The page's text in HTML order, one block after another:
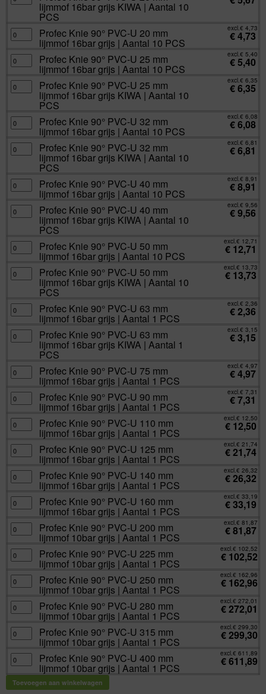
|
PCS
aantal
mm
grijs
Aantal
PCS
aantal
90°
20
mm
lijmmof
grijs
KIWA
|
10
PCS
aantal
lijmmof 16bar grijs KIWA | Aantal 10
PCS
Profec
Knie
90°
U
20
mm
16bar
grijs
|
PCS
aantal
Profec Knie 90° PVC-U 20 mm
lijmmof 16bar grijs | Aantal 10 PCS
excl.€ 4,73
€4,73
Profec
Knie
90°
U
25
mm
grijs
Aantal
PCS
aantal
Profec Knie 90° PVC-U 25 mm
lijmmof 16bar grijs | Aantal 10 PCS
excl.€ 5,40
€5,40
Profec
Knie
90°
25
mm
lijmmof
grijs
KIWA
|
aantal
Profec Knie 90° PVC-U 25 mm
lijmmof 16bar grijs KIWA | Aantal 10
PCS
excl.€ 6,35
€6,35
Profec
Knie
90°
U
32
mm
grijs
Aantal
PCS
aantal
Profec Knie 90° PVC-U 32 mm
lijmmof 16bar grijs | Aantal 10 PCS
excl.€ 6,08
€6,08
Profec
Knie
90°
32
mm
lijmmof
grijs
KIWA
|
aantal
Profec Knie 90° PVC-U 32 mm
lijmmof 16bar grijs KIWA | Aantal 10
PCS
excl.€ 6,81
€6,81
Profec
Knie
90°
U
40
mm
grijs
Aantal
PCS
aantal
Profec Knie 90° PVC-U 40 mm
lijmmof 16bar grijs | Aantal 10 PCS
excl.€ 8,91
€8,91
Profec
Knie
90°
40
mm
lijmmof
grijs
KIWA
|
aantal
Profec Knie 90° PVC-U 40 mm
lijmmof 16bar grijs KIWA | Aantal 10
PCS
excl.€ 9,56
€9,56
Profec
Knie
90°
U
50
mm
grijs
Aantal
PCS
aantal
Profec Knie 90° PVC-U 50 mm
lijmmof 16bar grijs | Aantal 10 PCS
excl.€ 12,71
€ 12,71
Profec
Knie
90°
50
mm
lijmmof
grijs
KIWA
|
aantal
Profec Knie 90° PVC-U 50 mm
lijmmof 16bar grijs KIWA | Aantal 10
PCS
excl.€ 13,73
€ 13,73
Profec
Knie
90°
U
63
mm
grijs
Aantal
PCS
aantal
Profec Knie 90° PVC-U 63 mm
lijmmof 16bar grijs | Aantal 1 PCS
excl.€ 2,36
€2,36
Profec
Knie
90°
63
mm
lijmmof
grijs
KIWA
|
1
PCS
aantal
Profec Knie 90° PVC-U 63 mm
lijmmof 16bar grijs KIWA | Aantal 1
PCS
excl.€ 3,15
€3,15
Profec
Knie
90°
U
75
mm
16bar
grijs
|
1
PCS
aantal
Profec Knie 90° PVC-U 75 mm
lijmmof 16bar grijs | Aantal 1 PCS
excl.€ 4,97
€4,97
Profec
Knie
90°
U
90
mm
16bar
grijs
|
1
PCS
aantal
Profec Knie 90° PVC-U 90 mm
lijmmof 16bar grijs | Aantal 1 PCS
excl.€ 7,31
€7,31
Profec
Knie
90°
U
110
mm
16bar
grijs
|
1
PCS
aantal
Profec Knie 90° PVC-U 110 mm
lijmmof 16bar grijs | Aantal 1 PCS
excl.€ 12,50
€ 12,50
Profec
Knie
90°
U
125
mm
16bar
grijs
|
1
PCS
aantal
Profec Knie 90° PVC-U 125 mm
lijmmof 16bar grijs | Aantal 1 PCS
excl.€ 21,74
€21,74
Profec
Knie
90°
U
140
mm
16bar
grijs
|
1
PCS
aantal
Profec Knie 90° PVC-U 140 mm
lijmmof 16bar grijs | Aantal 1 PCS
excl.€ 26,32
€26,32
Profec
Knie
90°
U
160
mm
16bar
grijs
|
1
PCS
aantal
Profec Knie 90° PVC-U 160 mm
lijmmof 16bar grijs | Aantal 1 PCS
excl.€ 33,19
€33,19
Profec
Knie
90°
U
200
mm
10bar
grijs
|
1
PCS
aantal
Profec Knie 90° PVC-U 200 mm
lijmmof 10bar grijs | Aantal 1 PCS
excl.€ 81,87
€81,87
Profec
Knie
90°
U
225
mm
10bar
grijs
|
1
PCS
aantal
Profec Knie 90° PVC-U 225 mm
lijmmof 10bar grijs | Aantal 1 PCS
excl.€ 102,52
€ 102,52
Profec
Knie
90°
U
250
mm
10bar
grijs
|
1
PCS
aantal
Profec Knie 90° PVC-U 250 mm
lijmmof 10bar grijs | Aantal 1 PCS
excl.€ 162,96
€ 162,96
Profec
Knie
90°
U
280
mm
10bar
grijs
|
Aantal
1
PCS
Profec Knie 90° PVC-U 280 mm
lijmmof 10bar grijs | Aantal 1 PCS
excl.€ 272,01
€272,01
Profec
Knie
90°
U
315
mm
lijmmof
10bar
grijs
Profec Knie 90° PVC-U 315 mm
lijmmof 10bar grijs | Aantal 1 PCS
excl.€ 299,30
€299,30
Profec
Knie
90°
PVC-
U
400
Profec Knie 90° PVC-U 400 mm
lijmmof 10bar grijs | Aantal 1 PCS
excl.€ 611,89
€611,89
Toevoegen aan winkelwagen